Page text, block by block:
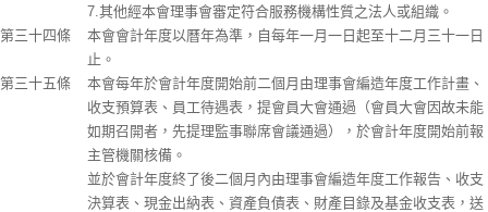
7.其他經本會理事會審定符合服務機構性質之法人或組織。
第三十四條
本會會計年度以曆年為準，自每年一月一日起至十二月三十一日
止。
第三十五條
本會每年於會計年度開始前二個月由理事會編造年度工作計畫、
收支預算表、員工待遇表，提會員大會通過（會員大會因故未能
如期召開者，先提理監事聯席會議通過），於會計年度開始前報
主管機關核備。
並於會計年度終了後二個月內由理事會編造年度工作報告、收支
決算表、現金出納表、資產負債表、財產目錄及基金收支表，送